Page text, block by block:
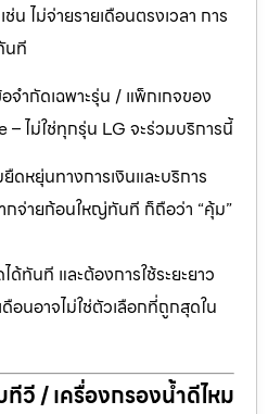
น ไม่จ่ายรายเดือนตรงเวลา การ
นที
จำกัดเฉพาะรุ่น / แพ็กเกจของ
– ไม่ใช่ทุกรุ่น LG จะร่วมบริการนี้
หยุ่นทางการเงินและบริการ
กจ่ายก้อนใหญ่ทันที ก็ถือว่า “คุ้ม”
ทันที และต้องการใช้ระยะยาว
นอาจไม่ใช่ตัวเลือกที่ถูกสุดใน
วี / เครื่องกรองน้ำดีไหม